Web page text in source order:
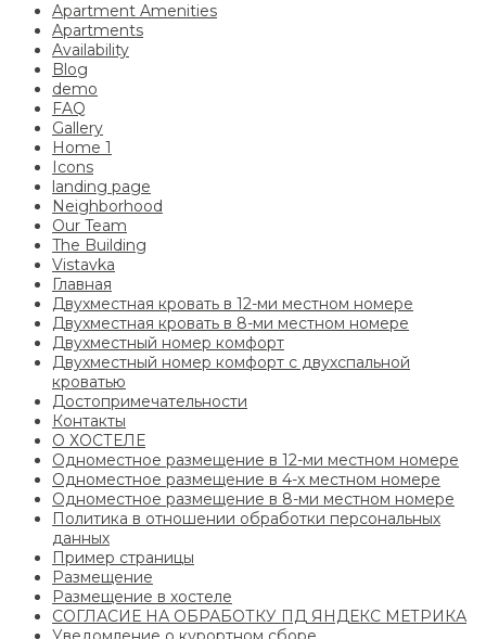
Apartment Amenities
Apartments
Availability
Blog
demo
FAQ
Gallery
Home 1
Icons
landing page
Neighborhood
Our Team
The Building
Vistavka
Главная
Двухместная кровать в 12-ми местном номере
Двухместная кровать в 8-ми местном номере
Двухместный номер комфорт
Двухместный номер комфорт с двухспальной
кроватью
Достопримечательности
Контакты
О ХОСТЕЛЕ
Одноместное размещение в 12-ми местном номере
Одноместное размещение в 4-х местном номере
Одноместное размещение в 8-ми местном номере
Политика в отношении обработки персональных
данных
Пример страницы
Размещение
Размещение в хостеле
СОГЛАСИЕ НА ОБРАБОТКУ ПД ЯНДЕКС МЕТРИКА